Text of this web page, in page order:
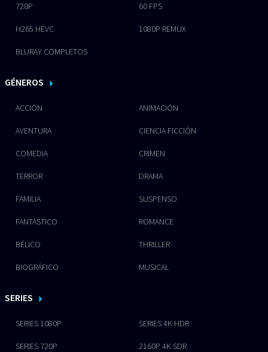
720P 60 FPS
H265 HEVC 1080P REMUX
BLURAY COMPLETOS
GÉNEROS
ACCIÓN ANIMACIÓN
AVENTURA CIENCIA FICCIÓN
COMEDIA CRIMEN
TERROR DRAMA
FAMILIA SUSPENSO
FANTÁSTICO ROMANCE
BÉLICO THRILLER
BIOGRÁFICO MUSICAL
SERIES
SERIES 1080P SERIES 4K HDR
SERIES 720P 2160P 4K SDR